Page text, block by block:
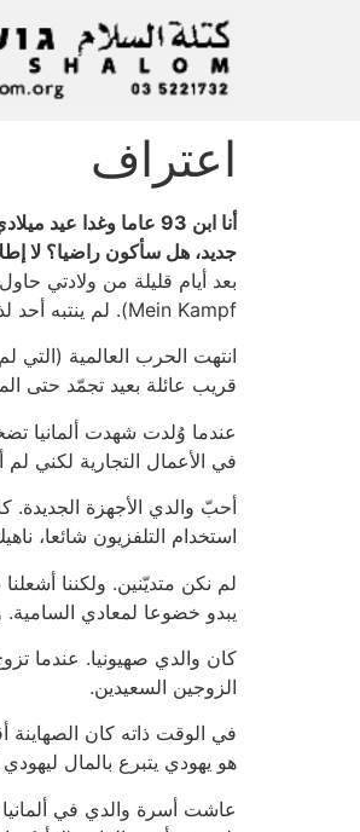
اعتراف
جديد، هل سأكون راضيا؟ لا إطلاقا.يكفي.في الـ 93
بعد أيام قليلة من ولادتي
Mein Kampf). لم ينتبه أحد لذلك.
انتهت الحرب العالمية (التي
قريب عائلة بعيد تجمّد حتى
عندما وُلدت شهدت ألمانيا
في الأعمال التجارية لكني
أحبّ والدي الأجهزة الجديدة.
استخدام التلفزيون شائعا،
لم نكن متديّنين. ولكننا
يبدو خضوعا لمعادي السامية.
كان والدي صهيونيا. عندما
الزوجين السعيدين.
في الوقت ذاته كان الصهاينة
هو يهودي يتبرع بالمال
عاشت أسرة والدي في ألمانيا